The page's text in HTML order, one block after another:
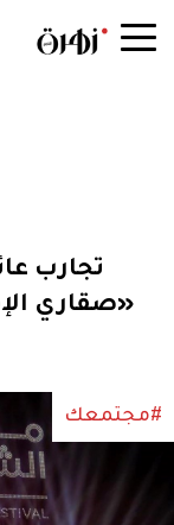
تجارب
«صقاري
#مجتمعك